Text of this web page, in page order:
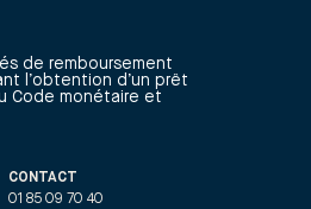
de remboursement
l’obtention d’un prêt
Code monétaire et
CONTACT
01 85 09 70 40